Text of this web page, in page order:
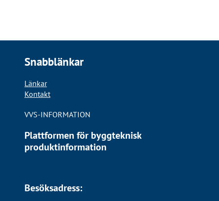
Snabblänkar
Länkar
Kontakt
VVS-INFORMATION
Plattformen för byggteknisk
produktinformation
Besöksadress: